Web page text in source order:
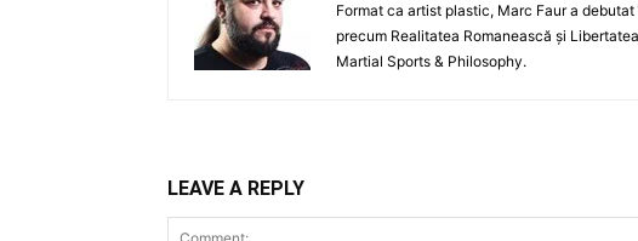
Format ca artist plastic, Marc Faur a
precum Realitatea Romanească și
Martial Sports & Philosophy.
LEAVE A REPLY